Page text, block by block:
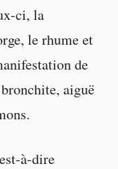
ci, la
le rhume et
de
aiguë
à-dire